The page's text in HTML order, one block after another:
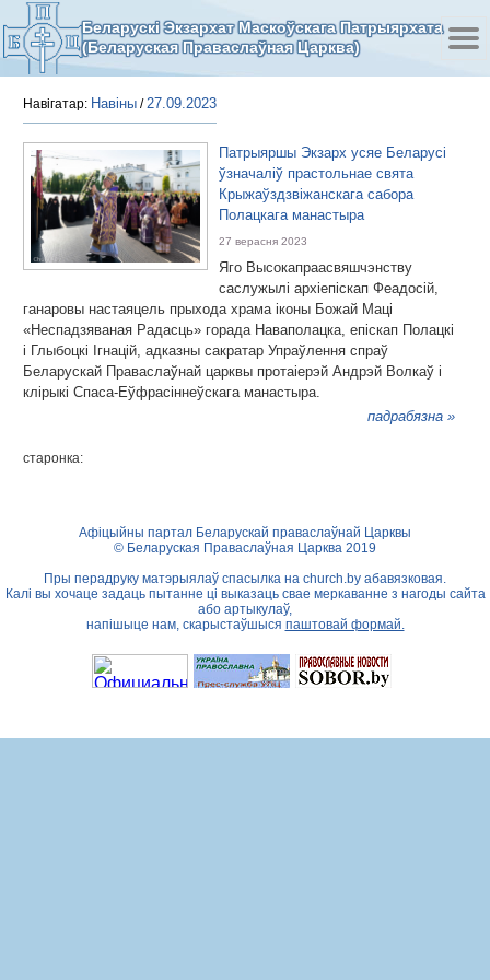
Беларускі Экзархат Маскоўскага Патрыярхата
(Беларуская Праваслаўная Царква)
Навігатар: Навіны /27.09.2023
Патрыяршы Экзарх усяе Беларусі
ўзначаліў прастольнае свята
Крыжаўздзвіжанскага сабора
Полацкага манастыра
27 верасня 2023
Яго Высокапраасвяшчэнству
саслужылі архіепіскап Феадосій,
ганаровы настаяцель прыхода храма іконы Божай Маці
«Неспадзяваная Радасць» горада Наваполацка, епіскап Полацкі
і Глыбоцкі Ігнацій, адказны сакратар Упраўлення спраў
Беларускай Праваслаўнай царквы протаіерэй Андрэй Волкаў і
клірыкі Спаса-Еўфрасіннеўскага манастыра.
падрабязна »
старонка:
Афіцыйны партал Беларускай праваслаўнай Царквы
© Беларуская Праваслаўная Царква 2019
Пры перадруку матэрыялаў спасылка на church.by абавязковая.
Калі вы хочаце задаць пытанне ці выказаць свае меркаванне з нагоды сайта
або артыкулаў,
напішыце нам, скарыстаўшыся паштовай формай.